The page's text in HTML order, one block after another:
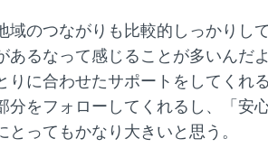
域のつながりも比較的しっかりし
あるなって感じることが多いんだ
りに合わせたサポートをしてくれ
分をフォローしてくれるし、「安
ってもかなり大きいと思う。